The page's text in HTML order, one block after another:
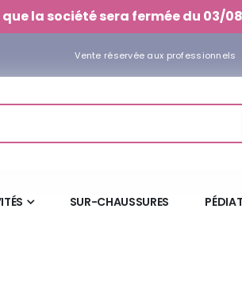
la société sera fermée du 03/
Vente réservée aux professionnels
SUR-CHAUSSURES